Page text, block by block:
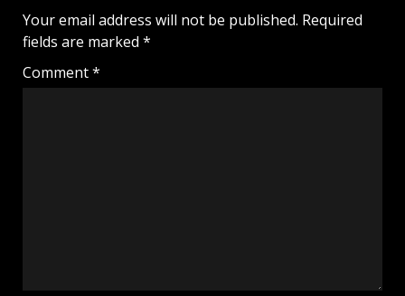
Your email address will not be published. Required
fields are marked *
Comment*